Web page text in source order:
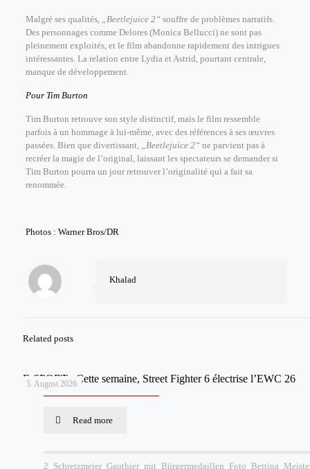
Malgré ses qualités, „Beetlejuice 2“souffre de problèmes narratifs.
Des personnages comme Delores (Monica Bellucci) ne sont pas
pleinement exploités, et le film abandonne rapidement des intrigues
intéressantes. La relation entre Lydia et Astrid, pourtant centrale,
manque de développement.
Pour Tim Burton
Tim Burton retrouve son style distinctif, mais le film ressemble
parfois à un hommage à lui-même, avec des références à ses œuvres
passées. Bien que divertissant,„Beetlejuice 2“ne parvient pas à
recréer la magie de l’original, laissant les spectateurs se demander si
Tim Burton pourra un jour retrouver l’originalité qui a fait sa
renommée.
Photos : Warner Bros/DR
Khalad
Related posts
5. August 2026
E-SPORT : Cette semaine, Street Fighter 6 électrise l’EWC 26
Read more